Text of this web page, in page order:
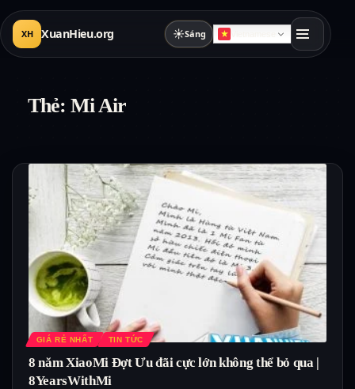
XH XuanHieu.org ☀Sáng
Thẻ: Mi Air
GIÁ RẺ NHẤT TIN TỨC
8 năm XiaoMi Đợt Ưu đãi cực lớn không thể bỏ qua |
8YearsWithMi